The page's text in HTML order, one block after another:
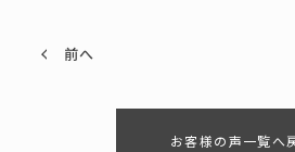
前へ
お客様の声一覧へ